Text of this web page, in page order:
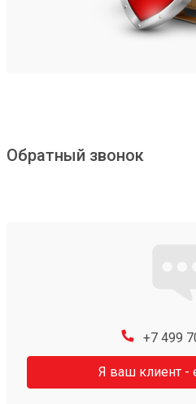
Обратный звонок
+7 499
Я ваш клиент -